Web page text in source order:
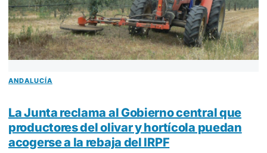
ANDALUCÍA
La Junta reclama al Gobierno central que
productores del olivar y hortícola puedan
acogerse a la rebaja del IRPF